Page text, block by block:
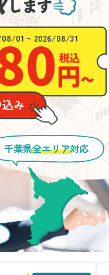
01 ~ 2026/08/31
千葉県全エリア対応